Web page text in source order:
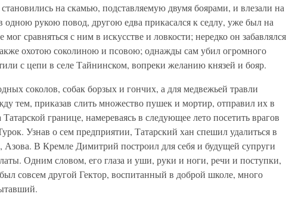
на скамью, подставляемую двумя боярами, и влезали на
рукою повод, другою едва прикасался к седлу, уже был на
сравняться с ним в искусстве и ловкости; нередко он забавлялся
охотою соколиною и псовою; однажды сам убил огромного
с цепи в селе Тайнинском, вопреки желанию князей и бояр.
соколов, собак борзых и гончих, а для медвежьей травли
тем, приказав слить множество пушек и мортир, отправил их в
границе, намереваясь в следующее лето посетить врагов
Узнав о сем предприятии, Татарский хан спешил удалиться в
Азова. В Кремле Димитрий построил для себя и будущей супруги
Одним словом, его глаза и уши, руки и ноги, речи и поступки,
совсем другой Гектор, воспитанный в доброй школе, много